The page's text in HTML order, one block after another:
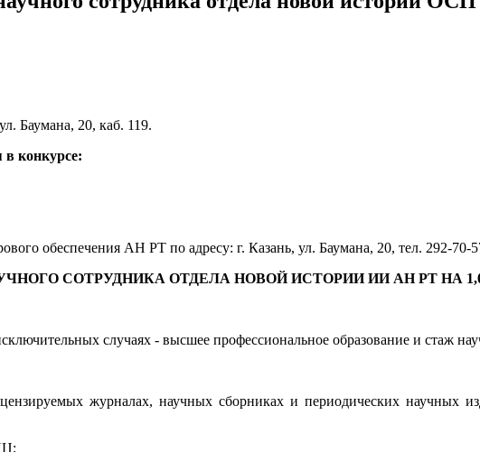
Баумана, 20, каб. 119.
в конкурсе:
обеспечения АН РТ по адресу: г. Казань, ул. Баумана, 20, тел. 292-70-
СОТРУДНИКА ОТДЕЛА НОВОЙ ИСТОРИИ ИИ АН РТ НА
случаях - высшее профессиональное образование и стаж
журналах, научных сборниках и периодических научных